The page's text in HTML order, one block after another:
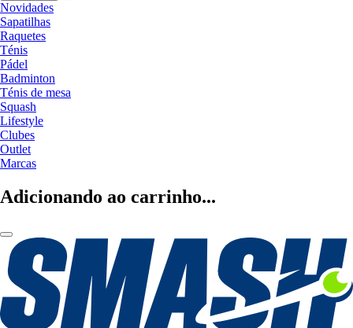
Novidades
Sapatilhas
Raquetes
Ténis
Pádel
Badminton
Ténis de mesa
Squash
Lifestyle
Clubes
Outlet
Marcas
Adicionando ao carrinho...